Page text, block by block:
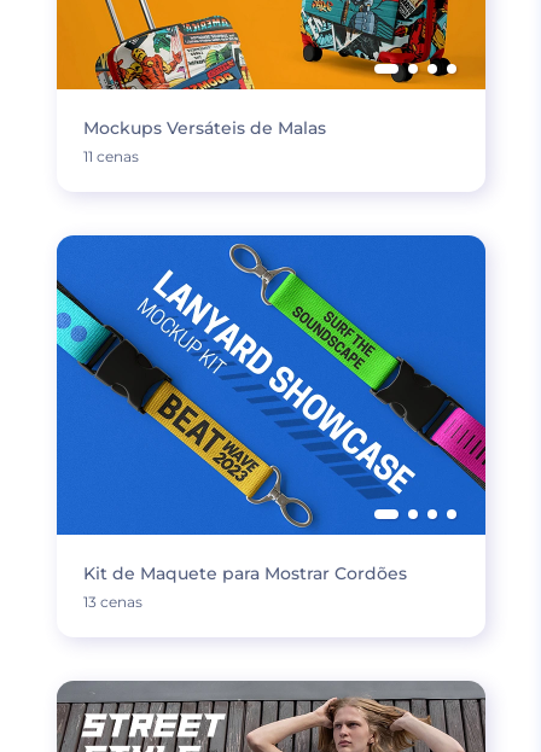
Mockups Versáteis de Malas
11 cenas
Kit de Maquete para Mostrar Cordões
13 cenas